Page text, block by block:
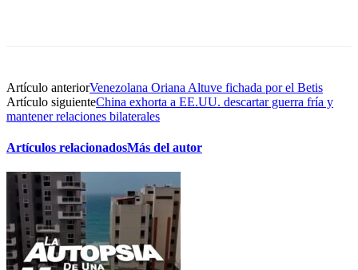
Artículo anteriorVenezolana Oriana Altuve fichada por el Betis
Artículo siguienteChina exhorta a EE.UU. descartar guerra fría y
mantener relaciones bilaterales
Artículos relacionadosMás del autor